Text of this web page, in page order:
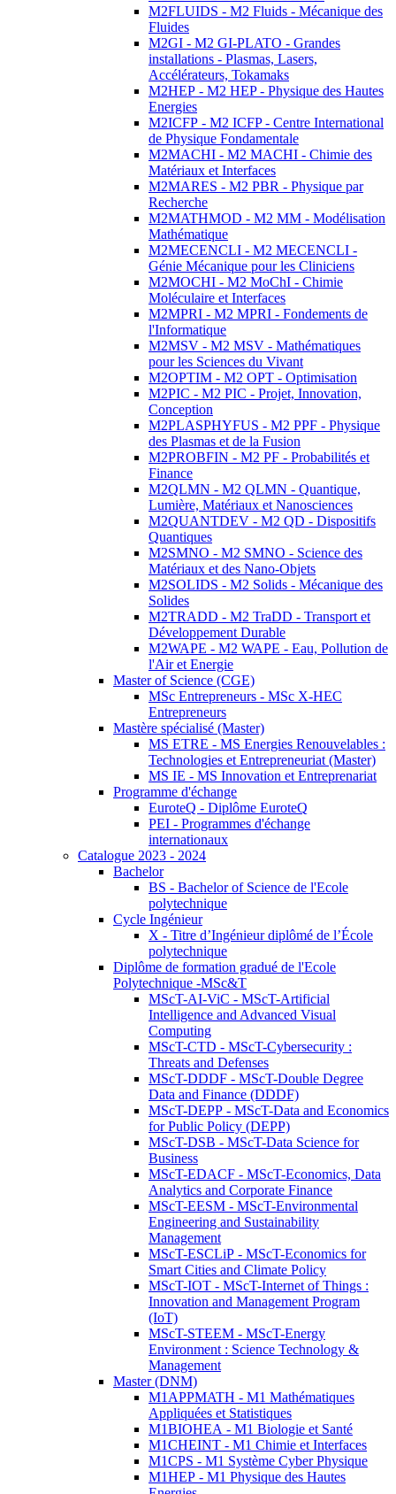
M2FLUIDS - M2 Fluids - Mécanique des
Fluides
M2GI - M2 GI-PLATO - Grandes
installations - Plasmas, Lasers,
Accélérateurs, Tokamaks
M2HEP - M2 HEP - Physique des Hautes
Energies
M2ICFP - M2 ICFP - Centre International
de Physique Fondamentale
M2MACHI - M2 MACHI - Chimie des
Matériaux et Interfaces
M2MARES - M2 PBR - Physique par
Recherche
M2MATHMOD - M2 MM - Modélisation
Mathématique
M2MECENCLI - M2 MECENCLI -
Génie Mécanique pour les Cliniciens
M2MOCHI - M2 MoChI - Chimie
Moléculaire et Interfaces
M2MPRI - M2 MPRI - Fondements de
l'Informatique
M2MSV - M2 MSV - Mathématiques
pour les Sciences du Vivant
M2OPTIM - M2 OPT - Optimisation
M2PIC - M2 PIC - Projet, Innovation,
Conception
M2PLASPHYFUS - M2 PPF - Physique
des Plasmas et de la Fusion
M2PROBFIN - M2 PF - Probabilités et
Finance
M2QLMN - M2 QLMN - Quantique,
Lumière, Matériaux et Nanosciences
M2QUANTDEV - M2 QD - Dispositifs
Quantiques
M2SMNO - M2 SMNO - Science des
Matériaux et des Nano-Objets
M2SOLIDS - M2 Solids - Mécanique des
Solides
M2TRADD - M2 TraDD - Transport et
Développement Durable
M2WAPE - M2 WAPE - Eau, Pollution de
l'Air et Energie
Master of Science (CGE)
MSc Entrepreneurs - MSc X-HEC
Entrepreneurs
Mastère spécialisé (Master)
MS ETRE - MS Energies Renouvelables :
Technologies et Entrepreneuriat (Master)
MS IE - MS Innovation et Entreprenariat
Programme d'échange
EuroteQ - Diplôme EuroteQ
PEI - Programmes d'échange
internationaux
Catalogue 2023 - 2024
Bachelor
BS - Bachelor of Science de l'Ecole
polytechnique
Cycle Ingénieur
X - Titre d’Ingénieur diplômé de l’École
polytechnique
Diplôme de formation gradué de l'Ecole
Polytechnique -MSc&T
MScT-AI-ViC - MScT-Artificial
Intelligence and Advanced Visual
Computing
MScT-CTD - MScT-Cybersecurity :
Threats and Defenses
MScT-DDDF - MScT-Double Degree
Data and Finance (DDDF)
MScT-DEPP - MScT-Data and Economics
for Public Policy (DEPP)
MScT-DSB - MScT-Data Science for
Business
MScT-EDACF - MScT-Economics, Data
Analytics and Corporate Finance
MScT-EESM - MScT-Environmental
Engineering and Sustainability
Management
MScT-ESCLiP - MScT-Economics for
Smart Cities and Climate Policy
MScT-IOT - MScT-Internet of Things :
Innovation and Management Program
(IoT)
MScT-STEEM - MScT-Energy
Environment : Science Technology &
Management
Master (DNM)
M1APPMATH - M1 Mathématiques
Appliquées et Statistiques
M1BIOHEA - M1 Biologie et Santé
M1CHEINT - M1 Chimie et Interfaces
M1CPS - M1 Système Cyber Physique
M1HEP - M1 Physique des Hautes